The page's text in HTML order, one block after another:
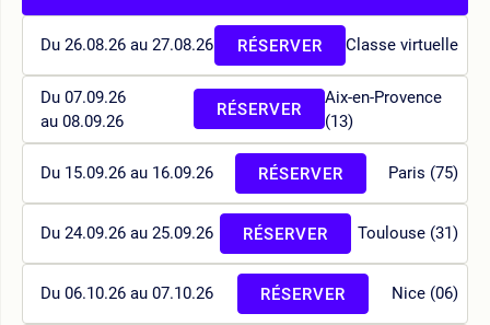
Du 26.08.26 au 27.08.26 Classe virtuelle
RÉSERVER
Du 07.09.26
au 08.09.26
Aix-en-Provence
(13)
RÉSERVER
Du 15.09.26 au 16.09.26 Paris (75)
RÉSERVER
Du 24.09.26 au 25.09.26 Toulouse (31)
RÉSERVER
Du 06.10.26 au 07.10.26 Nice (06)
RÉSERVER